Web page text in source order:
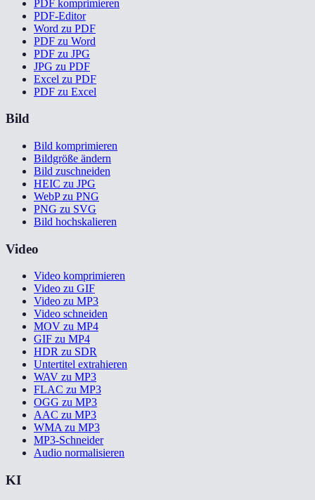
PDF komprimieren
PDF-Editor
Word zu PDF
PDF zu Word
PDF zu JPG
JPG zu PDF
Excel zu PDF
PDF zu Excel
Bild
Bild komprimieren
Bildgröße ändern
Bild zuschneiden
HEIC zu JPG
WebP zu PNG
PNG zu SVG
Bild hochskalieren
Video
Video komprimieren
Video zu GIF
Video zu MP3
Video schneiden
MOV zu MP4
GIF zu MP4
HDR zu SDR
Untertitel extrahieren
WAV zu MP3
FLAC zu MP3
OGG zu MP3
AAC zu MP3
WMA zu MP3
MP3-Schneider
Audio normalisieren
KI